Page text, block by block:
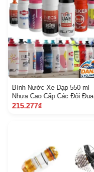
Bình Nước Xe Đạp 550 ml
Nhựa Cao Cấp Các Đội Đua
550 ml New
215.277₫